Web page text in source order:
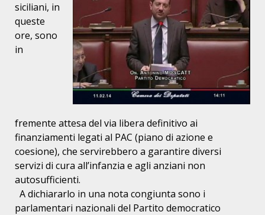
siciliani, in
queste
ore, sono
in
fremente attesa del via libera definitivo ai
finanziamenti legati al PAC (piano di azione e
coesione), che servirebbero a garantire diversi
servizi di cura all’infanzia e agli anziani non
autosufficienti.
A dichiararlo in una nota congiunta sono i
parlamentari nazionali del Partito democratico